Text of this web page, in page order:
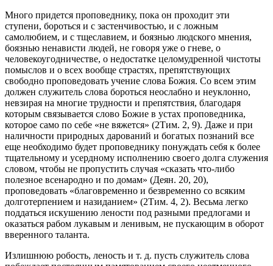
Много придется проповеднику, пока он проходит эти
ступени, бороться и с застенчивостью, и с ложным
самолюбием, и с тщеславием, и боязнью людского мнения,
боязнью ненависти людей, не говоря уже о гневе, о
человекоугодничестве, о недостатке целомудренной чистоты
помыслов и о всех вообще страстях, препятствующих
свободно проповедовать учение слова Божия. Со всем этим
должен служитель слова бороться неослабно и неуклонно,
невзирая на многие трудности и препятствия, благодаря
которым связывается слово Божие в устах проповедника,
которое само по себе «не вяжется» (2Тим. 2, 9). Даже и при
наличности природных дарований и богатых познаний все
еще необходимо будет проповеднику понуждать себя к более
тщательному и усердному исполнению своего долга служения
словом, чтобы не пропустить случая «сказать что-либо
полезное всенародно и по домам» (Деян. 20, 20),
проповедовать «благовременно и безвременно со всяким
долготерпением и назиданием» (2Тим. 4, 2). Весьма легко
поддаться искушению лености под разными предлогами и
оказаться рабом лукавым и ленивым, не пускающим в оборот
вверенного таланта.
Излишнюю робость, леность и т. д. пусть служитель слова